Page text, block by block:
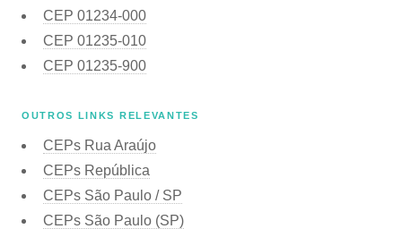
CEP 01234-000
CEP 01235-010
CEP 01235-900
OUTROS LINKS RELEVANTES
CEPs Rua Araújo
CEPs República
CEPs São Paulo / SP
CEPs São Paulo (SP)